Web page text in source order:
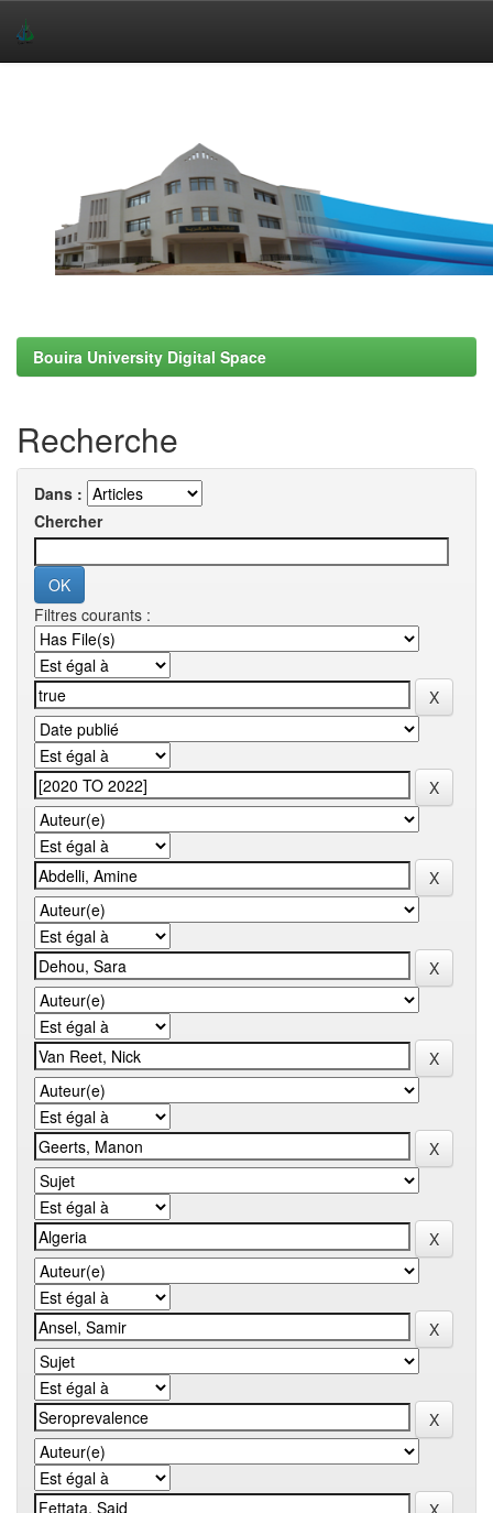
Bouira University Digital Space
Recherche
Dans :
Chercher
Filtres courants :